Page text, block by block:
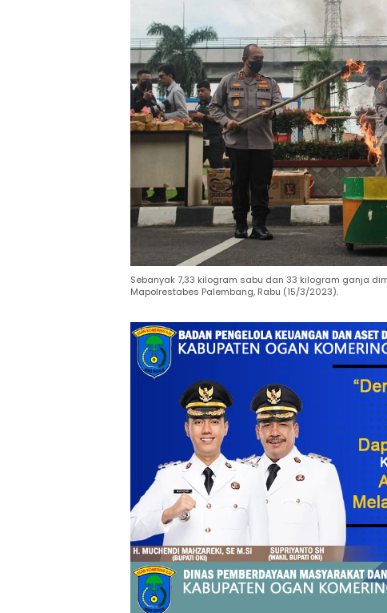
Sebanyak 7,33 kilogram sabu dan 33 kilogram ganja
Mapolrestabes Palembang, Rabu (15/3/2023).